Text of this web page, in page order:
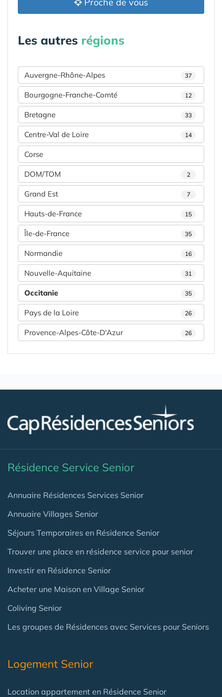
Les autres régions
Auvergne-Rhône-Alpes 37
Bourgogne-Franche-Comté 12
Bretagne 33
Centre-Val de Loire 14
Corse
DOM/TOM 2
Grand Est 7
Hauts-de-France 15
Île-de-France 35
Normandie 16
Nouvelle-Aquitaine 31
Occitanie 35
Pays de la Loire 26
Provence-Alpes-Côte-D'Azur 26
Résidence Service Senior
Annuaire Résidences Services Senior
Annuaire Villages Senior
Séjours Temporaires en Résidence Senior
Trouver une place en résidence service pour senior
Investir en Résidence Senior
Acheter une Maison en Village Senior
Coliving Senior
Les groupes de Résidences avec Services pour Seniors
Logement Senior
Location appartement en Résidence Senior